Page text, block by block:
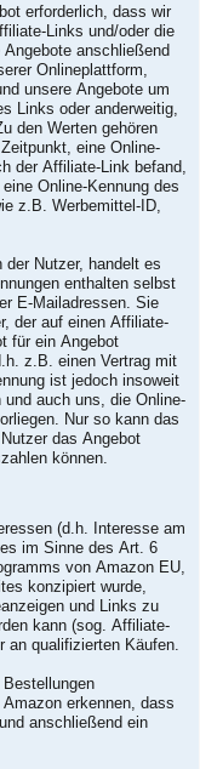
erforderlich, dass wir
Links und/oder die
anschließend
Onlineplattform,
unsere Angebote um
Links oder anderweitig,
den Werten gehören
eine Online-
der Affiliate-Link befand,
Online-Kennung des
z.B. Werbemittel-ID,
der Nutzer, handelt es
enthalten selbst
E-Mailadressen. Sie
der auf einen Affiliate-
für ein Angebot
z.B. einen Vertrag mit
ist jedoch insoweit
und auch uns, die Online-
Nur so kann das
das Angebot
können.
(d.h. Interesse am
im Sinne des Art. 6
von Amazon EU,
konzipiert wurde,
und Links zu
kann (sog. Affiliate-
qualifizierten Käufen.
erkennen, dass
anschließend ein